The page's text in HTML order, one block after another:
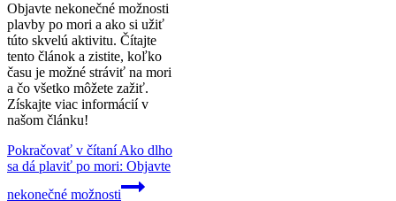
Objavte nekonečné možnosti
plavby po mori a ako si užiť
túto skvelú aktivitu. Čítajte
tento článok a zistite, koľko
času je možné stráviť na mori
a čo všetko môžete zažiť.
Získajte viac informácií v
našom článku!
Pokračovať v čítaníAko dlho
sa dá plaviť po mori: Objavte
nekonečné možnosti